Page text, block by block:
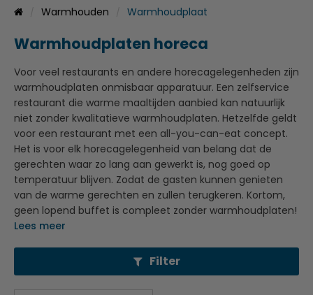
Warmhouden Warmhoudplaat
Warmhoudplaten horeca
Voor veel restaurants en andere horecagelegenheden zijn
warmhoudplaten onmisbaar apparatuur. Een zelfservice
restaurant die warme maaltijden aanbied kan natuurlijk
niet zonder kwalitatieve warmhoudplaten. Hetzelfde geldt
voor een restaurant met een all-you-can-eat concept.
Het is voor elk horecagelegenheid van belang dat de
gerechten waar zo lang aan gewerkt is, nog goed op
temperatuur blijven. Zodat de gasten kunnen genieten
van de warme gerechten en zullen terugkeren. Kortom,
geen lopend buffet is compleet zonder warmhoudplaten!
Lees meer
Filter